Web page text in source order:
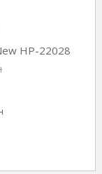
HP-22028